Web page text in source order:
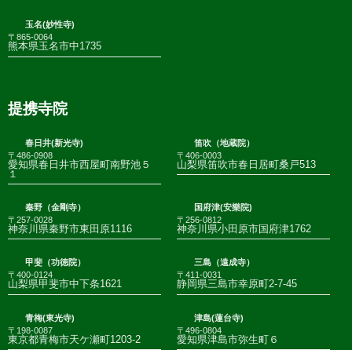
玉名(妙性寺)
〒865-0064
熊本県玉名市中1735
提携寺院
春日井(新光寺)
〒486-0908
愛知県春日井市西屋町南野池５
１
笛吹（地蔵院）
〒406-0003
山梨県笛吹市春日居町桑戸513
秦野（金剛寺）
〒257-0028
神奈川県秦野市東田原1116
国府津(安樂院)
〒256-0812
神奈川県小田原市国府津1762
甲斐（功徳院）
〒400-0124
山梨県甲斐市中下条1621
三島（遠成寺）
〒411-0031
静岡県三島市幸原町2-7-45
青梅(東光寺)
〒198-0087
東京都青梅市天ケ瀬町1203-2
津島(蓮台寺)
〒496-0804
愛知県津島市弥生町６